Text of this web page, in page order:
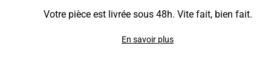
Votre pièce est livrée sous 48h. Vite fait, bien fait.
En savoir plus